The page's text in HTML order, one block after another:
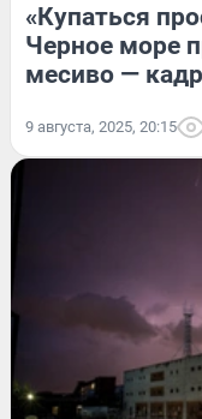
«Купаться
Черное море
месиво —
9 августа, 2025, 20:15